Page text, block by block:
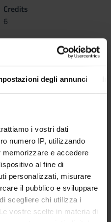
degli annunci
i vostri dati
numero IP, utilizzando
e accedere
al fine di
personalizzati, misurare
il pubblico e sviluppare
scegliere chi utilizza i
vostre scelte in materia di
Credits
6
Mar 2, 2026 al Jun 5, 2026.
Courses Single
Authorized with reserve
Moodle